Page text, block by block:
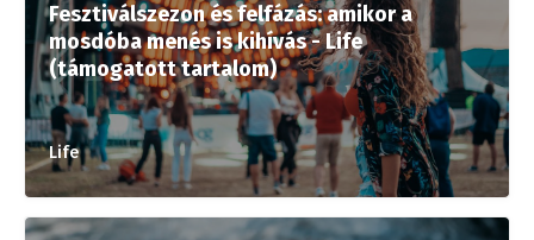
Fesztiválszezon és felfázás: amikor a
mosdóba menés is kihívás - Life
(támogatott tartalom)
Life